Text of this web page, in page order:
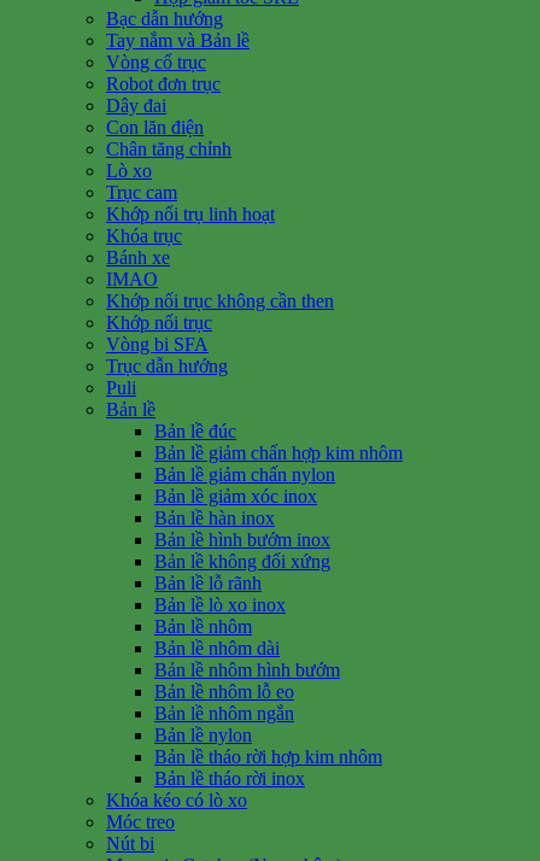
Bạc dẫn hướng
Tay nắm và Bản lề
Vòng cổ trục
Robot đơn trục
Dây đai
Con lăn điện
Chân tăng chỉnh
Lò xo
Trục cam
Khớp nối trụ linh hoạt
Khóa trục
Bánh xe
IMAO
Khớp nối trục không cần then
Khớp nối trục
Vòng bi SFA
Trục dẫn hướng
Puli
Bản lề
Bản lề đúc
Bản lề giảm chấn hợp kim nhôm
Bản lề giảm chấn nylon
Bản lề giảm xóc inox
Bản lề hàn inox
Bản lề hình bướm inox
Bản lề không đối xứng
Bản lề lỗ rãnh
Bản lề lò xo inox
Bản lề nhôm
Bản lề nhôm dài
Bản lề nhôm hình bướm
Bản lề nhôm lỗ eo
Bản lề nhôm ngắn
Bản lề nylon
Bản lề tháo rời hợp kim nhôm
Bản lề tháo rời inox
Khóa kéo có lò xo
Móc treo
Nút bi